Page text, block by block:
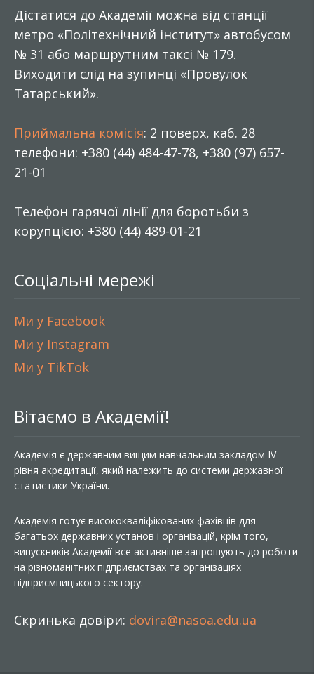
Дістатися до Академії можна від станції
метро «Політехнічний інститут» автобусом
№ 31 або маршрутним таксі № 179.
Виходити слід на зупинці «Провулок
Татарський».
Приймальна комісія: 2 поверх, каб. 28
телефони: +380 (44) 484-47-78, +380 (97) 657-
21-01
Телефон гарячої лінії для боротьби з
корупцією: +380 (44) 489-01-21
Соціальні мережі
Ми у Facebook
Ми у Instagram
Ми у TikTok
Вітаємо в Академії!
Академія є державним вищим навчальним закладом IV
рівня акредитації, який належить до системи державної
статистики України.
Академія готує висококваліфікованих фахівців для
багатьох державних установ і організацій, крім того,
випускників Академії все активніше запрошують до роботи
на різноманітних підприємствах та організаціях
підприємницького сектору.
Скринька довіри: dovira@nasoa.edu.ua